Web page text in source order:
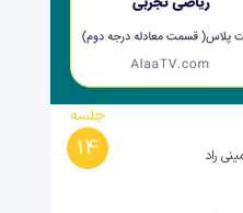
جلسه
14